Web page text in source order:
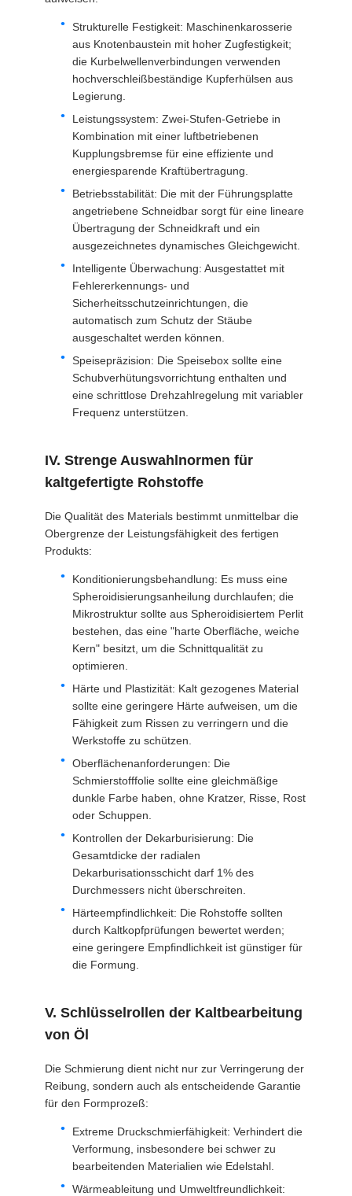
Strukturelle Festigkeit: Maschinenkarosserie
aus Knotenbaustein mit hoher Zugfestigkeit;
die Kurbelwellenverbindungen verwenden
hochverschleißbeständige Kupferhülsen aus
Legierung.
Leistungssystem: Zwei-Stufen-Getriebe in
Kombination mit einer luftbetriebenen
Kupplungsbremse für eine effiziente und
energiesparende Kraftübertragung.
Betriebsstabilität: Die mit der Führungsplatte
angetriebene Schneidbar sorgt für eine lineare
Übertragung der Schneidkraft und ein
ausgezeichnetes dynamisches Gleichgewicht.
Intelligente Überwachung: Ausgestattet mit
Fehlererkennungs- und
Sicherheitsschutzeinrichtungen, die
automatisch zum Schutz der Stäube
ausgeschaltet werden können.
Speisepräzision: Die Speisebox sollte eine
Schubverhütungsvorrichtung enthalten und
eine schrittlose Drehzahlregelung mit variabler
Frequenz unterstützen.
IV. Strenge Auswahlnormen für
kaltgefertigte Rohstoffe
Die Qualität des Materials bestimmt unmittelbar die
Obergrenze der Leistungsfähigkeit des fertigen
Produkts:
Konditionierungsbehandlung: Es muss eine
Spheroidisierungsanheilung durchlaufen; die
Mikrostruktur sollte aus Spheroidisiertem Perlit
bestehen, das eine "harte Oberfläche, weiche
Kern" besitzt, um die Schnittqualität zu
optimieren.
Härte und Plastizität: Kalt gezogenes Material
sollte eine geringere Härte aufweisen, um die
Fähigkeit zum Rissen zu verringern und die
Werkstoffe zu schützen.
Oberflächenanforderungen: Die
Schmierstofffolie sollte eine gleichmäßige
dunkle Farbe haben, ohne Kratzer, Risse, Rost
oder Schuppen.
Kontrollen der Dekarburisierung: Die
Gesamtdicke der radialen
Dekarburisationsschicht darf 1% des
Durchmessers nicht überschreiten.
Härteempfindlichkeit: Die Rohstoffe sollten
durch Kaltkopfprüfungen bewertet werden;
eine geringere Empfindlichkeit ist günstiger für
die Formung.
V. Schlüsselrollen der Kaltbearbeitung
von Öl
Die Schmierung dient nicht nur zur Verringerung der
Reibung, sondern auch als entscheidende Garantie
für den Formprozeß:
Extreme Druckschmierfähigkeit: Verhindert die
Verformung, insbesondere bei schwer zu
bearbeitenden Materialien wie Edelstahl.
Wärmeableitung und Umweltfreundlichkeit: